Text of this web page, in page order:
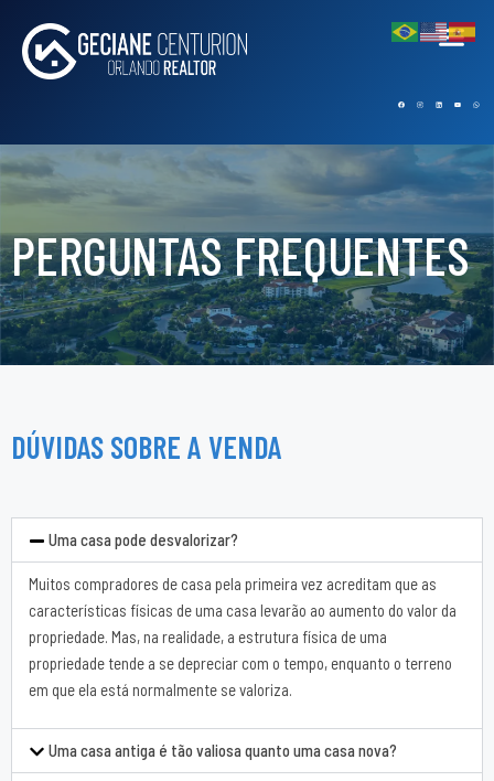
PERGUNTAS FREQUENTES
DÚVIDAS SOBRE A VENDA
Uma casa pode desvalorizar?
Muitos compradores de casa pela primeira vez acreditam que as
características físicas de uma casa levarão ao aumento do valor da
propriedade. Mas, na realidade, a estrutura física de uma
propriedade tende a se depreciar com o tempo, enquanto o terreno
em que ela está normalmente se valoriza.
Uma casa antiga é tão valiosa quanto uma casa nova?